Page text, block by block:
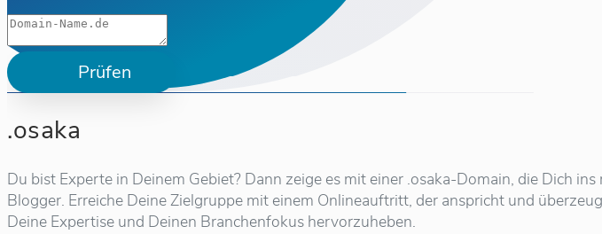
Prüfen
.osaka
Du bist Experte in Deinem Gebiet? Dann zeige es mit einer .osaka-Domain, die Dich
Blogger. Erreiche Deine Zielgruppe mit einem Onlineauftritt, der anspricht und
Deine Expertise und Deinen Branchenfokus hervorzuheben.